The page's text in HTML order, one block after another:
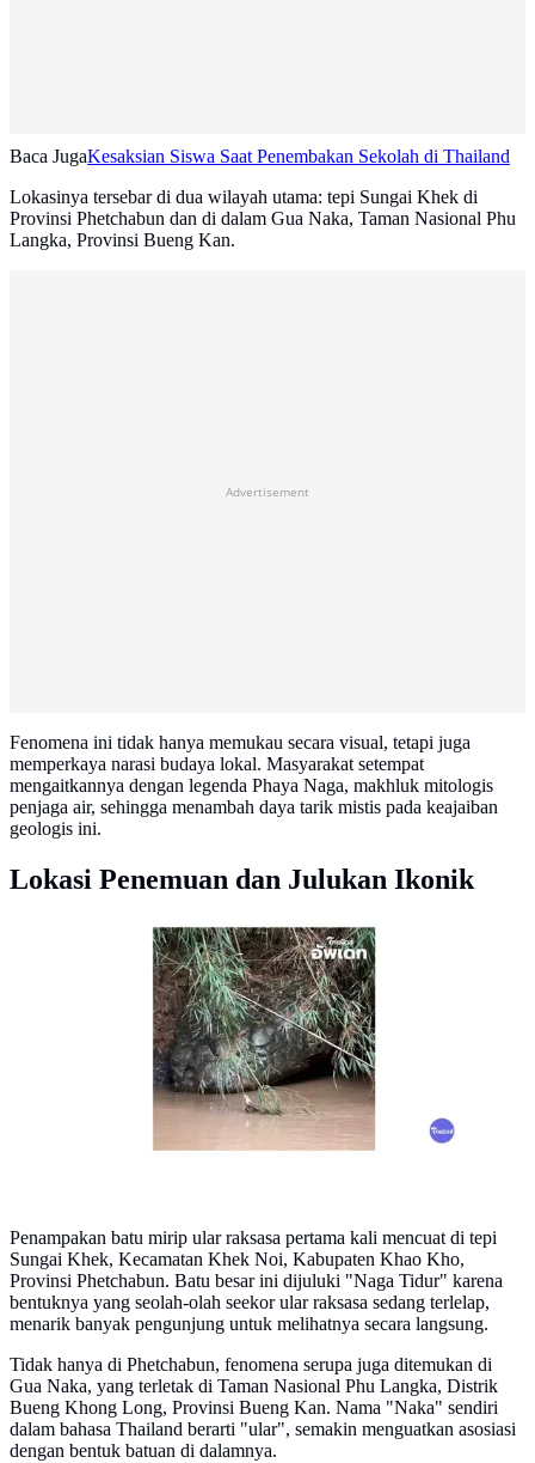
Baca JugaKesaksian Siswa Saat Penembakan Sekolah di Thailand
Lokasinya tersebar di dua wilayah utama: tepi Sungai Khek di
Provinsi Phetchabun dan di dalam Gua Naka, Taman Nasional Phu
Langka, Provinsi Bueng Kan.
Advertisement
Fenomena ini tidak hanya memukau secara visual, tetapi juga
memperkaya narasi budaya lokal. Masyarakat setempat
mengaitkannya dengan legenda Phaya Naga, makhluk mitologis
penjaga air, sehingga menambah daya tarik mistis pada keajaiban
geologis ini.
Lokasi Penemuan dan Julukan Ikonik
Viral penampakan batu mirip ular raksasa di Thailand.
[Sumber: ThaiNews – ไทยนิวส์]
Penampakan batu mirip ular raksasa pertama kali mencuat di tepi
Sungai Khek, Kecamatan Khek Noi, Kabupaten Khao Kho,
Provinsi Phetchabun. Batu besar ini dijuluki "Naga Tidur" karena
bentuknya yang seolah-olah seekor ular raksasa sedang terlelap,
menarik banyak pengunjung untuk melihatnya secara langsung.
Tidak hanya di Phetchabun, fenomena serupa juga ditemukan di
Gua Naka, yang terletak di Taman Nasional Phu Langka, Distrik
Bueng Khong Long, Provinsi Bueng Kan. Nama "Naka" sendiri
dalam bahasa Thailand berarti "ular", semakin menguatkan asosiasi
dengan bentuk batuan di dalamnya.